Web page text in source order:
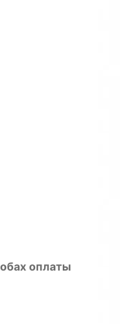
оплаты